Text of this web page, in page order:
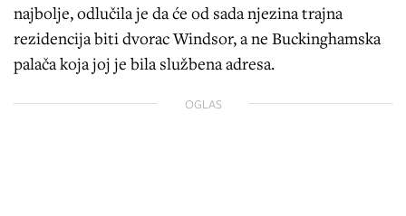
najbolje, odlučila je da će od sada njezina trajna
rezidencija biti dvorac Windsor, a ne Buckinghamska
palača koja joj je bila službena adresa.
OGLAS